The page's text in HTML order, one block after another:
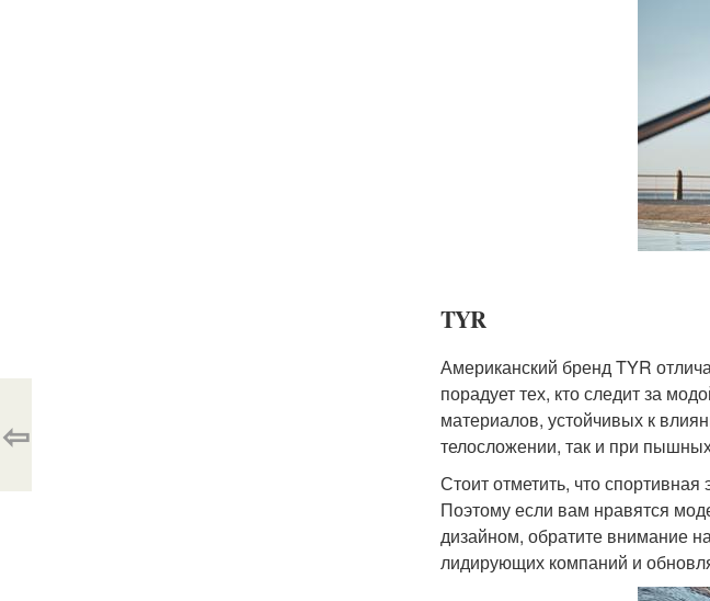
TYR
Американский бренд TYR
порадует тех, кто следит за
материалов, устойчивых к
телосложении, так и при
Стоит отметить, что
Поэтому если вам нравятся
дизайном, обратите внимание
лидирующих компаний и
⇦